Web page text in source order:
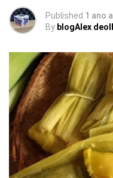
Published 1 ano
By blogAlex